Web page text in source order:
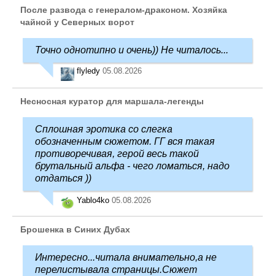
После развода с генералом-драконом. Хозяйка
чайной у Северных ворот
Точно однотипно и очень)) Не читалось...
flyledy 05.08.2026
Несносная куратор для маршала-легенды
Сплошная эротика со слегка
обозначенным сюжетом. ГГ вся такая
противоречивая, герой весь такой
брутальный альфа - чего ломаться, надо
отдаться ))
Yablo4ko 05.08.2026
Брошенка в Синих Дубах
Интересно...читала внимательно,а не
перелистывала страницы.Сюжет